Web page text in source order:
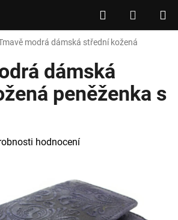
Hledat
KOŠÍK
modrá dámská střední kožená
dámská
peněženka s
hodnocení